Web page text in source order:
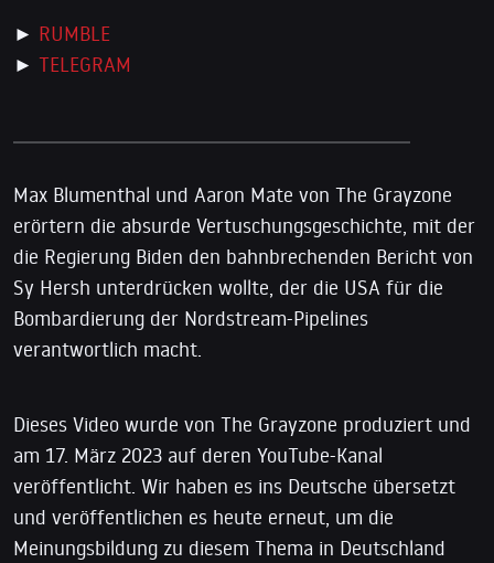
► RUMBLE
► TELEGRAM
Max Blumenthal und Aaron Mate von The Grayzone
erörtern die absurde Vertuschungsgeschichte, mit der
die Regierung Biden den bahnbrechenden Bericht von
Sy Hersh unterdrücken wollte, der die USA für die
Bombardierung der Nordstream-Pipelines
verantwortlich macht.
Dieses Video wurde von The Grayzone produziert und
am 17. März 2023 auf deren YouTube-Kanal
veröffentlicht. Wir haben es ins Deutsche übersetzt
und veröffentlichen es heute erneut, um die
Meinungsbildung zu diesem Thema in Deutschland